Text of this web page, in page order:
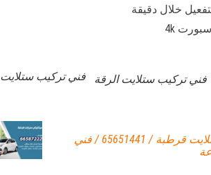
خلال دقيقة
فني تركيب ستلايت الرقة
فني تركيب ستلايت
فني تركيب ستلايت قرطبة / 65651441 / فني